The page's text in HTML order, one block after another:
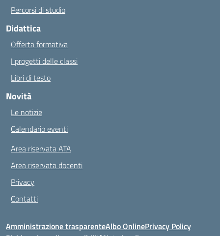
Percorsi di studio
Didattica
Offerta formativa
I progetti delle classi
Libri di testo
Novità
Le notizie
Calendario eventi
Area riservata ATA
Area riservata docenti
Privacy
Contatti
Amministrazione trasparenteAlbo OnlinePrivacy Policy